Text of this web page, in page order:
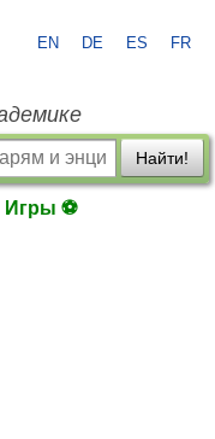
EN DE ES FR
Найти!
Игры ⚽